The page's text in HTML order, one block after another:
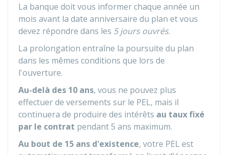
La banque doit vous informer chaque année un
mois avant la date anniversaire du plan et vous
devez répondre dans les 5 jours ouvrés.
La prolongation entraîne la poursuite du plan
dans les mêmes conditions que lors de
l'ouverture.
Au-delà des 10 ans, vous ne pouvez plus
effectuer de versements sur le PEL, mais il
continuera de produire des intérêts au taux fixé
par le contrat pendant 5 ans maximum.
Au bout de 15 ans d'existence, votre PEL est